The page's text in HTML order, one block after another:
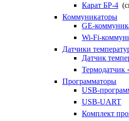
Карат БР-4
Коммуникаторы
GE-
Wi-Fi-
Датчики
Датчик
Термодатчик
Программаторы
USB-
USB-UART
Комплект